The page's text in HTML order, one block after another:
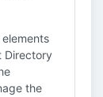
Directory
the